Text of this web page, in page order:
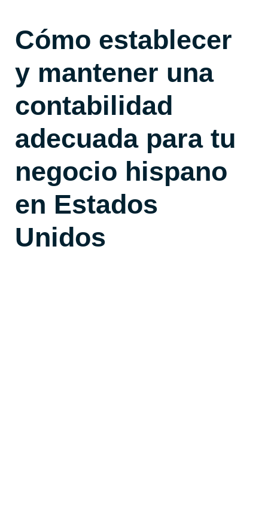
Cómo establecer
y mantener una
contabilidad
adecuada para tu
negocio hispano
en Estados
Unidos